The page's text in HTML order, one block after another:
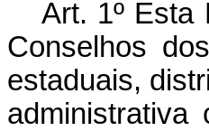
Art. 1º Esta
Conselhos
estaduais,